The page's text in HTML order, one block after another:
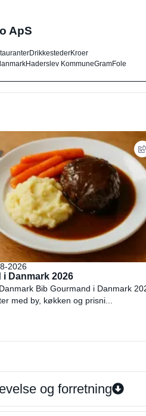
ApS
DrikkestederKroer
Haderslev KommuneGramFole
2026
i Danmark 2026
Bib Gourmand i Danmark
med by, køkken og prisni...
og forretning